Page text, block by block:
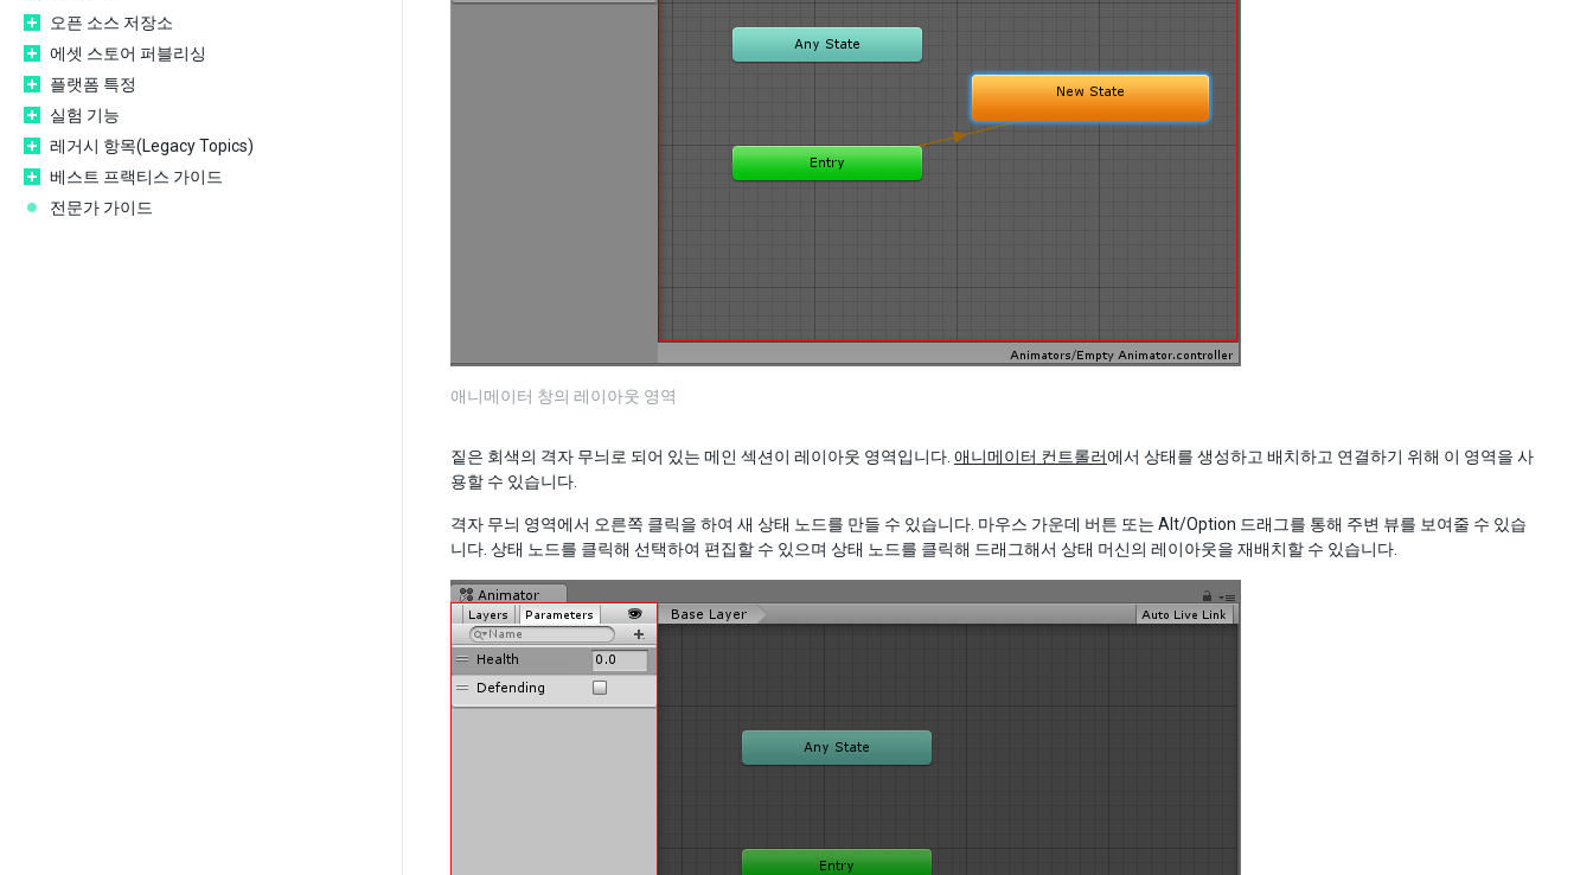
오픈 소스 저장소
에셋 스토어 퍼블리싱
플랫폼 특정
실험 기능
레거시 항목(Legacy Topics)
베스트 프랙티스 가이드
전문가 가이드
애니메이터 창의 레이아웃 영역
짙은 회색의 격자 무늬로 되어 있는 메인 섹션이 레이아웃 영역입니다. 애니메이터 컨트롤러에서 상태를 생성하고 배치하고 연결하기 위해 이 영역을 사
용할 수 있습니다.
격자 무늬 영역에서 오른쪽 클릭을 하여 새 상태 노드를 만들 수 있습니다. 마우스 가운데 버튼 또는 Alt/Option 드래그를 통해 주변 뷰를 보여줄 수 있습
니다. 상태 노드를 클릭해 선택하여 편집할 수 있으며 상태 노드를 클릭해 드래그해서 상태 머신의 레이아웃을 재배치할 수 있습니다.